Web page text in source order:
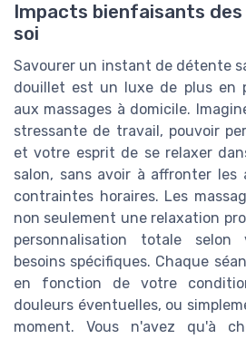
Impacts bienfaisants
soi
Savourer un instant de détente
douillet est un luxe de plus en
aux massages à domicile.
stressante de travail, pouvoir
et votre esprit de se relaxer
salon, sans avoir à affronter
contraintes horaires. Les
non seulement une relaxation
personnalisation totale
besoins spécifiques. Chaque
en fonction de votre
douleurs éventuelles, ou
moment. Vous n'avez qu'à